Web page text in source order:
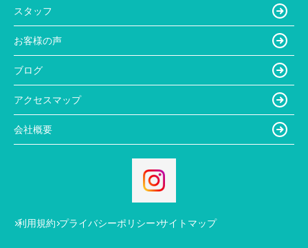
スタッフ
お客様の声
ブログ
アクセスマップ
会社概要
利用規約 プライバシーポリシー サイトマップ